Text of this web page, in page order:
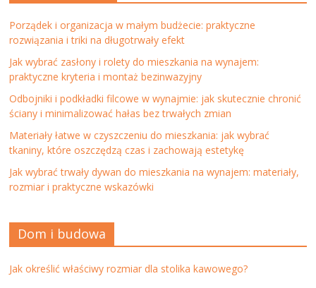
Porządek i organizacja w małym budżecie: praktyczne
rozwiązania i triki na długotrwały efekt
Jak wybrać zasłony i rolety do mieszkania na wynajem:
praktyczne kryteria i montaż bezinwazyjny
Odbojniki i podkładki filcowe w wynajmie: jak skutecznie chronić
ściany i minimalizować hałas bez trwałych zmian
Materiały łatwe w czyszczeniu do mieszkania: jak wybrać
tkaniny, które oszczędzą czas i zachowają estetykę
Jak wybrać trwały dywan do mieszkania na wynajem: materiały,
rozmiar i praktyczne wskazówki
Dom i budowa
Jak określić właściwy rozmiar dla stolika kawowego?